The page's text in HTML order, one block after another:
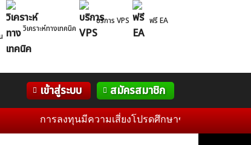
วิเคราะห์ทางเทคนิค
บริการ VPS ฟรี EA
เข้าสู่ระบบ สมัครสมาชิก
WelTrade กิจกรรม
ฟอรั่ม
การลงทุนมีความเสี่ยงโปรดศึกษาข้อมูลก่อนการตัดสินใ